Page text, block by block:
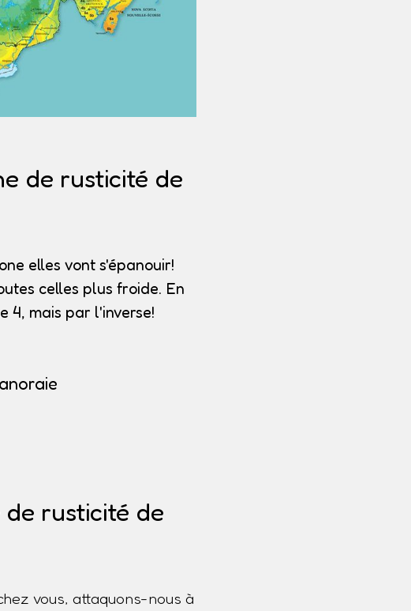
de rusticité de
elles vont s'épanouir!
celles plus froide. En
4, mais par l'inverse!
rusticité de
vous, attaquons-nous à